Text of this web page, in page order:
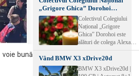
voie bună
SHAORMAR AJUTOR
BUCATAR 2/posturi -
LUCRATOR
COMERCIAL
VANZATOR /2 posturi
muncă Program flexibil
Salariu motivant, în
funcție de experienț
„Grigore Ghica” Dorohoi
transmite sincere condoleanțe
Colectivul Colegiului
Național „Grigore
Ghica” Dorohoi este
alături de colega Alexa
Lăcrămioara la trecerea în
neființă a soțului și
transmite sincere
condoleanțe familiei.
Vând BMW X3 xDrive20d
BMW X3 xDrive20d |